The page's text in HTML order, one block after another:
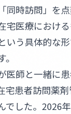
同時訪問」を
宅医療におけ
いう具体的な
医師と一緒に
宅患者訪問薬
でした。2026